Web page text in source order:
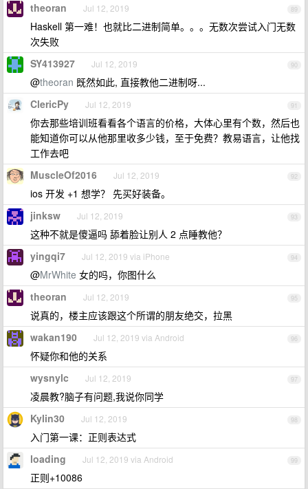
89
theoran Jul 12, 2019
Haskell 第一难！也就比二进制简单。。。无数次尝试入门无数
次失败
90
SY413927 Jul 12, 2019
@theoran 既然如此, 直接教他二进制呀...
91
ClericPy Jul 12, 2019
你去那些培训班看看各个语言的价格，大体心里有个数，然后也
能知道你可以从他那里收多少钱，至于免费？教易语言，让他找
工作去吧
92
MuscleOf2016 Jul 12, 2019
ios 开发 +1 想学？ 先买好装备。
93
jinksw Jul 12, 2019
这种不就是傻逼吗 舔着脸让别人 2 点睡教他？
94
yingqi7 Jul 12, 2019 via iPhone
@MrWhite 女的吗，你图什么
95
theoran Jul 12, 2019
说真的，楼主应该跟这个所谓的朋友绝交，拉黑
96
wakan190 Jul 12, 2019 via Android
怀疑你和他的关系
97
wysnylc Jul 12, 2019
凌晨教?脑子有问题,我说你同学
98
Kylin30 Jul 12, 2019
入门第一课：正则表达式
99
loading Jul 12, 2019 via Android
正则+10086